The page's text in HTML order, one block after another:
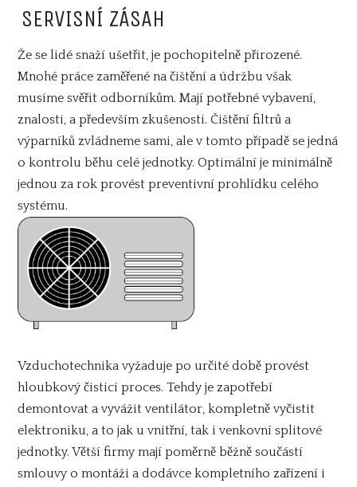
SERVISNÍ ZÁSAH
Že se lidé snaží ušetřit, je pochopitelně přirozené.
Mnohé práce zaměřené na čištění a údržbu však
musíme svěřit odborníkům. Mají potřebné vybavení,
znalosti, a především zkušenosti. Čištění filtrů a
výparníků zvládneme sami, ale v tomto případě se jedná
o kontrolu běhu celé jednotky. Optimální je minimálně
jednou za rok provést preventivní prohlídku celého
systému.
Vzduchotechnika vyžaduje po určité době provést
hloubkový čisticí proces. Tehdy je zapotřebí
demontovat a vyvážit ventilátor, kompletně vyčistit
elektroniku, a to jak u vnitřní, tak i venkovní splitové
jednotky. Větší firmy mají poměrně běžně součástí
smlouvy o montáži a dodávce kompletního zařízení i